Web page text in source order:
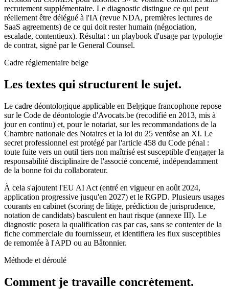
recrutement supplémentaire. Le diagnostic distingue ce qui peut
réellement être délégué à l'IA (revue NDA, premières lectures de
SaaS agreements) de ce qui doit rester humain (négociation,
escalade, contentieux). Résultat : un playbook d'usage par typologie
de contrat, signé par le General Counsel.
Cadre réglementaire belge
Les textes qui structurent le sujet.
Le cadre déontologique applicable en Belgique francophone repose
sur le Code de déontologie d'Avocats.be (recodifié en 2013, mis à
jour en continu) et, pour le notariat, sur les recommandations de la
Chambre nationale des Notaires et la loi du 25 ventôse an XI. Le
secret professionnel est protégé par l'article 458 du Code pénal :
toute fuite vers un outil tiers non maîtrisé est susceptible d'engager la
responsabilité disciplinaire de l'associé concerné, indépendamment
de la bonne foi du collaborateur.
À cela s'ajoutent l'EU AI Act (entré en vigueur en août 2024,
application progressive jusqu'en 2027) et le RGPD. Plusieurs usages
courants en cabinet (scoring de litige, prédiction de jurisprudence,
notation de candidats) basculent en haut risque (annexe III). Le
diagnostic posera la qualification cas par cas, sans se contenter de la
fiche commerciale du fournisseur, et identifiera les flux susceptibles
de remontée à l'APD ou au Bâtonnier.
Méthode et déroulé
Comment je travaille concrètement.